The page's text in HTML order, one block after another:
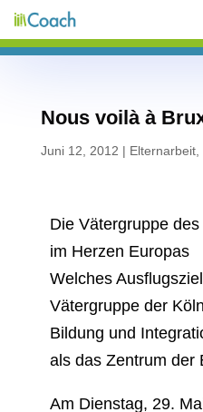
Nous voilà à
Juni 12, 2012 | Elternarbeit,
Die Vätergruppe
im Herzen Europas
Welches
Vätergruppe der
Bildung und
als das Zentrum der
Am Dienstag, 29.